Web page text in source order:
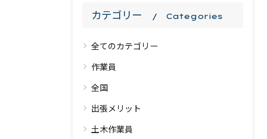
カテゴリー Categories
全てのカテゴリー
作業員
全国
出張メリット
土木作業員